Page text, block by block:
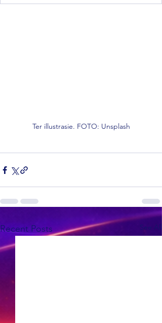
Ter illustrasie. FOTO: Unsplash
Recent Posts See All